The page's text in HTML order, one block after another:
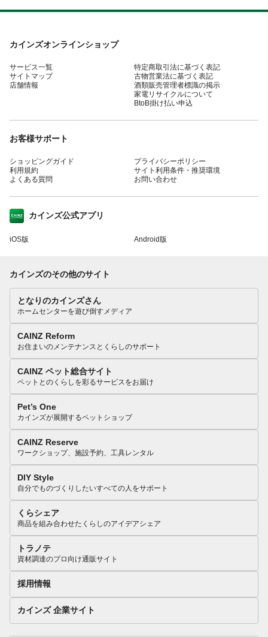
カインズオンラインショップ
サービス一覧
サイトマップ
店舗情報
特定商取引法に基づく表記
古物営業法に基づく表記
酒類販売管理者標識の掲示
家電リサイクルについて
BtoB掛け払い申込
お客様サポート
ショッピングガイド
利用規約
よくある質問
プライバシーポリシー
サイト利用条件・推奨環境
お問い合わせ
カインズ公式アプリ
iOS版 Android版
カインズのその他のサイト
となりのカインズさん
ホームセンターを遊び倒すメディア
CAINZ Reform
お住まいのメンテナンスとくらしのサポート
CAINZ ペット総合サイト
ペットとのくらしを彩るサービスをお届け
Pet’s One
カインズが展開するペットショップ
CAINZ Reserve
ワークショップ、施設予約、工具レンタル
DIY Style
自分でものづくりしたいすべての人をサポート
くらシェア
商品を組み合わせたくらしのアイデアシェア
トラノテ
資材調達のプロ向け通販サイト
採用情報
カインズ 企業サイト